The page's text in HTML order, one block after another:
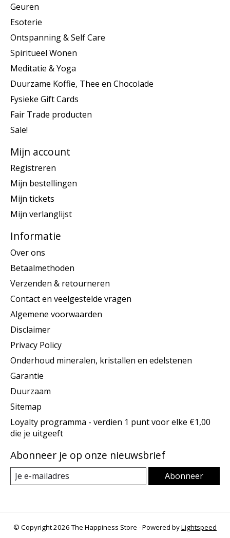
Geuren
Esoterie
Ontspanning & Self Care
Spiritueel Wonen
Meditatie & Yoga
Duurzame Koffie, Thee en Chocolade
Fysieke Gift Cards
Fair Trade producten
Sale!
Mijn account
Registreren
Mijn bestellingen
Mijn tickets
Mijn verlanglijst
Informatie
Over ons
Betaalmethoden
Verzenden & retourneren
Contact en veelgestelde vragen
Algemene voorwaarden
Disclaimer
Privacy Policy
Onderhoud mineralen, kristallen en edelstenen
Garantie
Duurzaam
Sitemap
Loyalty programma - verdien 1 punt voor elke €1,00
die je uitgeeft
Abonneer je op onze nieuwsbrief
Abonneer
© Copyright 2026 The Happiness Store - Powered byLightspeed